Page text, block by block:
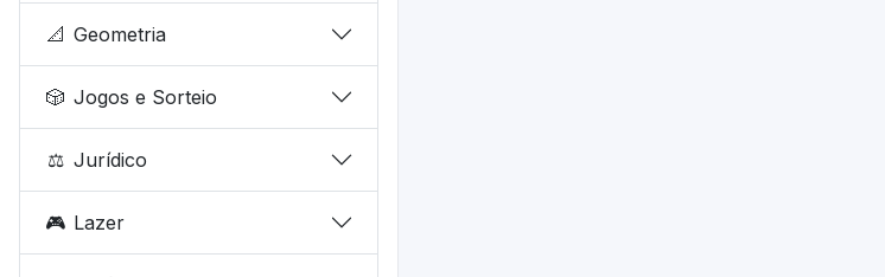
📐 Geometria
🎲 Jogos e Sorteio
⚖️ Jurídico
🎮 Lazer